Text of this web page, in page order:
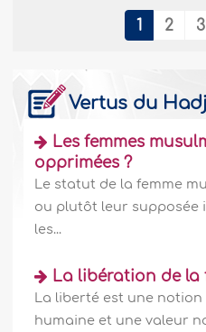
Des fatwas par des
femmes émettent
avec les savants et
de la communauté
donnent des fatwas
passant au sujet du
de fatwas plus
235567
Des fatwas par des
Des fatwas par des
femmes savantes
1 2 3
Vertus du Hadj
Les femmes
opprimées ?
Le statut de la femme
ou plutôt leur supposée
les...
La libération de la
La liberté est une notion
humaine et une valeur